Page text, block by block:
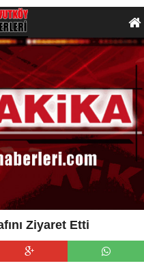
Ziyaret Etti